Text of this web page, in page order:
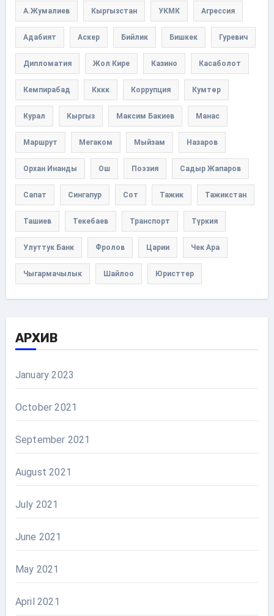
А.Жумалиев Кыргызстан УКМК Агрессия
Адабият Аскер Бийлик Бишкек Гуревич
Дипломатия Жол Кире Казино Касаболот
Кемпирабад Кккк Коррупция Кумтөр
Курал Кыргыз Максим Бакиев Манас
Маршрут Мегаком Мыйзам Назаров
Орхан Инанды Ош Поэзия Садыр Жапаров
Сапат Сингапур Сот Тажик Тажикстан
Ташиев Текебаев Транспорт Түркия
Улуттук Банк Фролов Царии Чек Ара
Чыгармачылык Шайлоо Юристтер
АРХИВ
January 2023
October 2021
September 2021
August 2021
July 2021
June 2021
May 2021
April 2021